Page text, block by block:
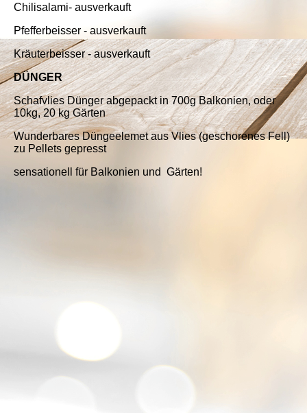
Chilisalami- ausverkauft
Pfefferbeisser - ausverkauft
Kräuterbeisser - ausverkauft
DÜNGER
Schafvlies Dünger abgepackt in 700g Balkonien, oder
10kg, 20 kg Gärten
Wunderbares Düngeelemet aus Vlies (geschorenes Fell)
zu Pellets gepresst
sensationell für Balkonien und Gärten!